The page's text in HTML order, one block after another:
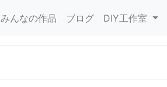
みんなの作品 ブログ DIY工作室